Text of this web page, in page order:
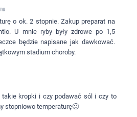
o ok. 2 stopnie. Zakup preparat na
U mnie ryby były zdrowe po 1,5
będzie napisane jak dawkować.
stadium choroby.
takie kropki i czy podawać sól i czy to
stopniowo temperaturę🙂